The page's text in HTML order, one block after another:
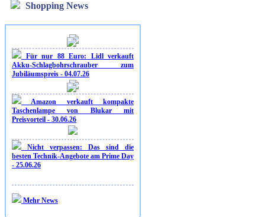
Shopping News
Für nur 88 Euro: Lidl verkauft
Akku-Schlagbohrschrauber zum
Jubiläumspreis - 04.07.26
Amazon verkauft kompakte
Taschenlampe von Blukar mit
Preisvorteil - 30.06.26
Nicht verpassen: Das sind die
besten Technik-Angebote am Prime Day
- 25.06.26
Mehr News